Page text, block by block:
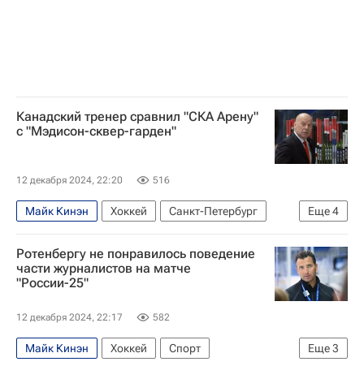
Канадский тренер сравнил "СКА Арену"
с "Мэдисон-сквер-гарден"
12 декабря 2024, 22:20 516
Еще4
Майк Кинэн Хоккей
Санкт-Петербург
Нью-Йорк (город)
СКА (Санкт-Петербург)
КХЛ 2025-2026
Национальная хоккейная лига (НХЛ)
Ротенбергу не понравилось поведение
части журналистов на матче
"России-25"
12 декабря 2024, 22:17 582
Еще3
Майк Кинэн Хоккей
Спорт